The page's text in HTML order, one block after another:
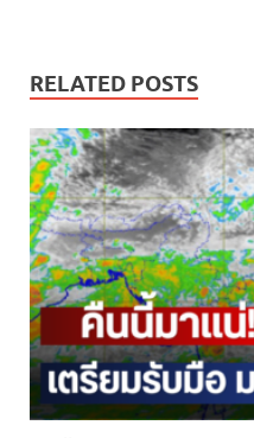
RELATED POSTS